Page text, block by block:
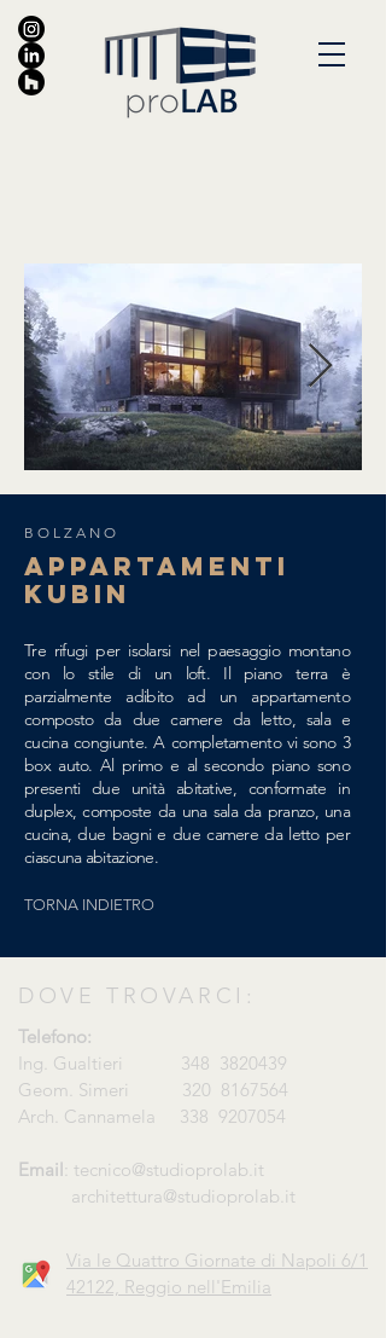
BOLZANO
APPARTAMENTI
KUBIN
Tre rifugi per isolarsi nel paesaggio montano
con lo stile di un loft. Il piano terra è
parzialmente adibito ad un appartamento
composto da due camere da letto, sala e
cucina congiunte. A completamento vi sono 3
box auto. Al primo e al secondo piano sono
presenti due unità abitative, conformate in
duplex, composte da una sala da pranzo, una
cucina, due bagni e due camere da letto per
ciascuna abitazione.
TORNA INDIETRO
DOVE TROVARCI:
Telefono:
Ing. Gualtieri 348 3820439
Geom. Simeri 320 8167564
Arch. Cannamela 338 9207054
Email tecnico@studioprolab.it
architettura@studioprolab.it
Via le Quattro Giornate di Napoli 6/1
42122, Reggio nell'Emilia